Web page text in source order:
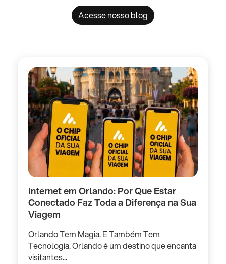
Acesse nosso blog
Internet em Orlando: Por Que Estar
Conectado Faz Toda a Diferença na Sua
Viagem
Orlando Tem Magia. E Também Tem
Tecnologia. Orlando é um destino que encanta
visitantes...